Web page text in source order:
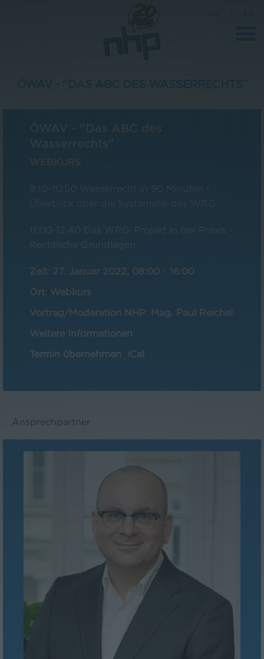
Pressebereich
9:10-10:50 Wasserrecht in 90 Minuten -
Überblick über die Systematik des WRG
11:00-12:40 Das WRG-Projekt in der Praxis -
Rechtliche Grundlagen
Zeit 27. Januar 2022, 08:00 - 16:00
Ort Webkurs
Vortrag/Moderation NHP
Mag. Paul Reichel
Weitere Informationen
Termin übernehmen
iCal
Ansprechpartner